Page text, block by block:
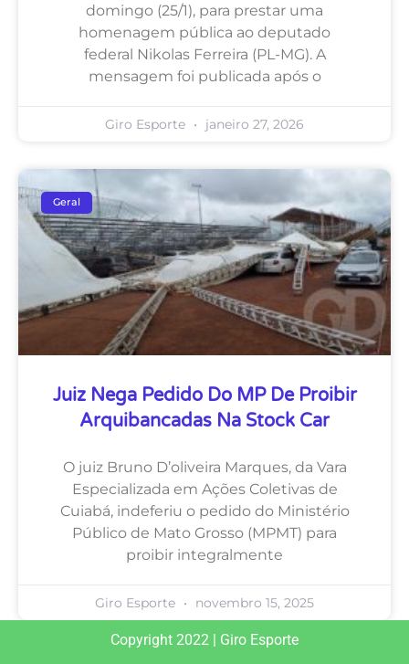
domingo (25/1), para prestar uma
homenagem pública ao deputado
federal Nikolas Ferreira (PL-MG). A
mensagem foi publicada após o
Giro Esporte janeiro 27, 2026
Geral
Juiz Nega Pedido Do MP De Proibir
Arquibancadas Na Stock Car
O juiz Bruno D’oliveira Marques, da Vara
Especializada em Ações Coletivas de
Cuiabá, indeferiu o pedido do Ministério
Público de Mato Grosso (MPMT) para
proibir integralmente
Giro Esporte novembro 15, 2025
Copyright 2022 | Giro Esporte